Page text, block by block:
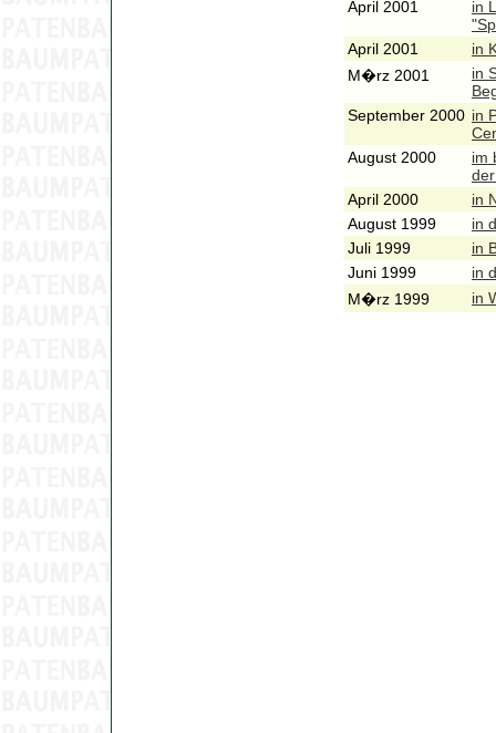
April 2001
in
April 2001
in
M�rz 2001
in
September 2000 in
August 2000
im
April 2000
in
August 1999
in
Juli 1999
in
Juni 1999
in
M�rz 1999
in